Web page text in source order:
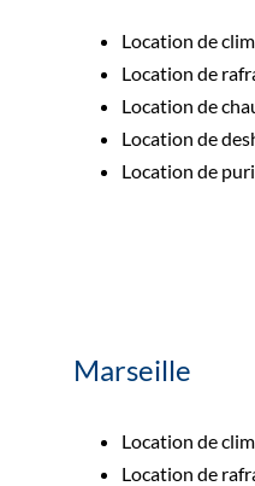
Location de
Location de
Location de
Location de
Location de
Marseille
Location de
Location de